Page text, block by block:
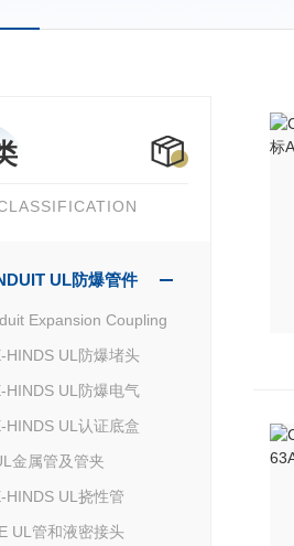
UL防爆管件
Expansion Coupling
HINDS UL防爆堵头
HINDS UL防爆电气
HINDS UL认证底盒
金属管及管夹
HINDS UL挠性管
UL管和液密接头